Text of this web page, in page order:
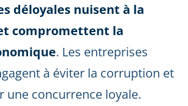
déloyales nuisent à la
compromettent la
. Les entreprises
à éviter la corruption et
une concurrence loyale.